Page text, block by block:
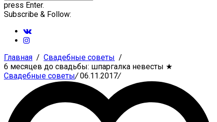
press Enter.
Subscribe & Follow:
Главная
Свадебные советы
6 месяцев до свадьбы: шпаргалка невесты ★
Свадебные советы/06.11.2017/